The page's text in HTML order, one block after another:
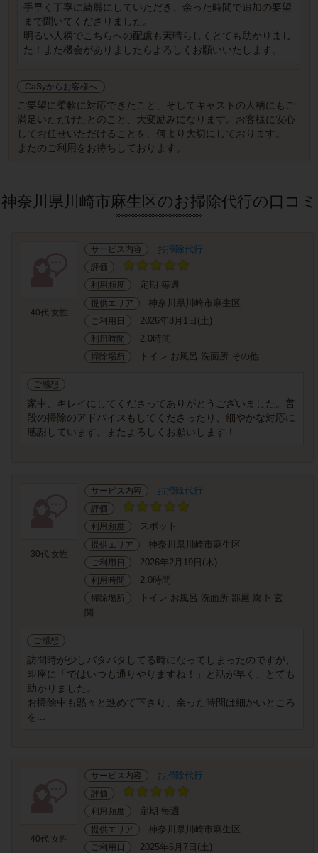
手早く丁寧に綺麗にしていただき、余った時間で追加の要望
まで聞いてくださりました。
明るい人柄でこちらへの配慮も素晴らしくとても助かりまし
た！また機会がありましたらよろしくお願いいたします。
CaSyからお客様へ
ご要望に柔軟に対応できたこと、そしてキャストの人柄にもご
満足いただけたとのこと、大変励みになります。お客様に安心
してお任せいただけることを、何より大切にしております。
またのご利用をお待ちしております。
神奈川県川崎市麻生区のお掃除代行の口コミ
40代 女性
サービス内容 お掃除代行
評価
利用頻度
定期 毎週
提供エリア 神奈川県川崎市麻生区
ご利用日 2026年8月1日(土)
利用時間 2.0時間
掃除場所 トイレ お風呂 洗面所 その他
ご感想
家中、キレイにしてくださってありがとうございました。普
段の掃除のアドバイスもしてくださったり、細やかな対応に
感謝しています。またよろしくお願いします！
30代 女性
サービス内容 お掃除代行
評価
利用頻度
スポット
提供エリア 神奈川県川崎市麻生区
ご利用日 2026年2月19日(木)
利用時間 2.0時間
掃除場所
トイレ お風呂 洗面所 部屋 廊下 玄
関
ご感想
訪問時が少しバタバタしてる時になってしまったのですが、
即座に「ではいつも通りやりますね！」と話が早く、とても
助かりました。
お掃除中も黙々と進めて下さり、余った時間は細かいところ
を...
40代 女性
サービス内容 お掃除代行
評価
利用頻度
定期 毎週
提供エリア 神奈川県川崎市麻生区
ご利用日 2025年6月7日(土)